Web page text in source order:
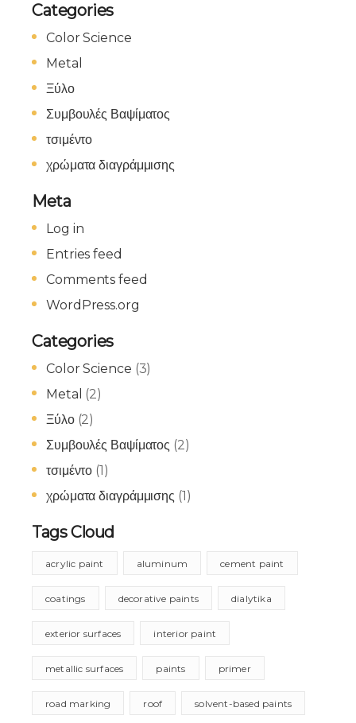
Categories
Color Science
Metal
Ξύλο
Συμβουλές Βαψίματος
τσιμέντο
χρώματα διαγράμμισης
Meta
Log in
Entries feed
Comments feed
WordPress.org
Categories
Color Science (3)
Metal (2)
Ξύλο(2)
Συμβουλές Βαψίματος (2)
τσιμέντο (1)
χρώματα διαγράμμισης (1)
Tags Cloud
acrylic paint aluminum cement paint
coatings decorative paints dialytika
exterior surfaces interior paint
metallic surfaces paints primer
road marking roof solvent-based paints